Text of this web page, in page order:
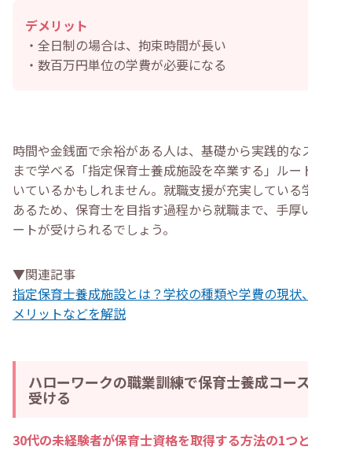
デメリット
・全日制の場合は、拘束時間が長い
・数百万円単位の学費が必要になる
時間や金銭面で余裕がある人は、基礎から実践的なスキル
まで学べる「指定保育士養成施設を卒業する」ルートが向
いているかもしれません。就職支援が充実している学校も
あるため、保育士を目指す過程から就職まで、手厚いサポ
ートが受けられるでしょう。
▼関連記事
指定保育士養成施設とは？学校の種類や学費の現状、通う
メリットなどを解説
ハローワークの職業訓練で保育士養成コースを
受ける
30代の未経験者が保育士資格を取得する方法の1つとし